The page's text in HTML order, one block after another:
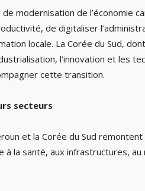
modernisation de l’économie
de digitaliser
locale. La Corée du Sud,
l’innovation et les
cette transition.
secteurs
et la Corée du Sud remontent
la santé, aux infrastructures, au